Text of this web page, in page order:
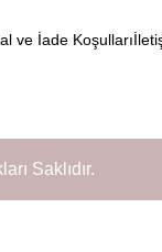
ve İade Koşulları
Saklıdır.